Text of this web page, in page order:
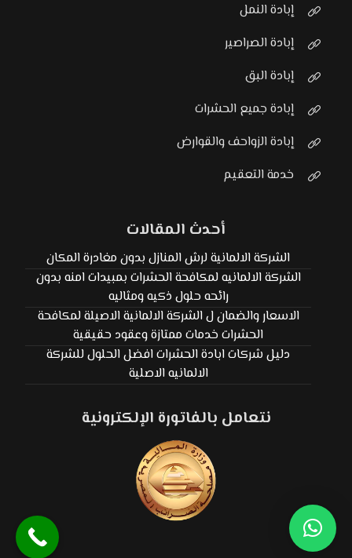
إبادة النمل
إبادة الصراصير
إبادة البق
إبادة جميع الحشرات
إبادة الزواحف والقوارض
خدمة التعقيم
أحدث المقالات
الشركة الالمانية لرش المنازل بدون مغادرة المكان
الشركة الالمانيه لمكافحة الحشرات بمبيدات امنه بدون
رائحه حلول ذكيه ومثاليه
الاسعار والضمان ل الشركة الالمانية الاصيلة لمكافحة
الحشرات خدمات ممتازة وعقود حقيقية
دليل شركات ابادة الحشرات افضل الحلول للشركة
الالمانيه الاصلية
نتعامل بالفاتورة الإلكترونية